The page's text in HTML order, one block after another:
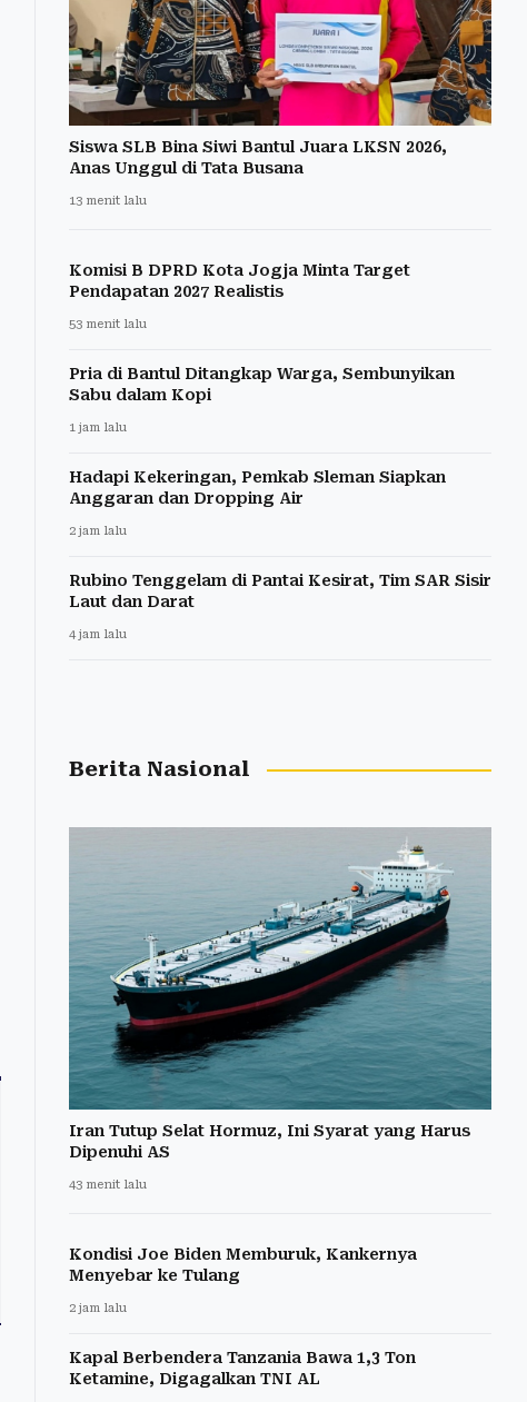
Siswa SLB Bina Siwi Bantul Juara LKSN 2026,
Anas Unggul di Tata Busana
13 menit lalu
Komisi B DPRD Kota Jogja Minta Target
Pendapatan 2027 Realistis
53 menit lalu
Pria di Bantul Ditangkap Warga, Sembunyikan
Sabu dalam Kopi
1 jam lalu
Hadapi Kekeringan, Pemkab Sleman Siapkan
Anggaran dan Dropping Air
2 jam lalu
Rubino Tenggelam di Pantai Kesirat, Tim SAR Sisir
Laut dan Darat
4 jam lalu
Berita Nasional
Iran Tutup Selat Hormuz, Ini Syarat yang Harus
Dipenuhi AS
43 menit lalu
Kondisi Joe Biden Memburuk, Kankernya
Menyebar ke Tulang
2 jam lalu
Kapal Berbendera Tanzania Bawa 1,3 Ton
Ketamine, Digagalkan TNI AL